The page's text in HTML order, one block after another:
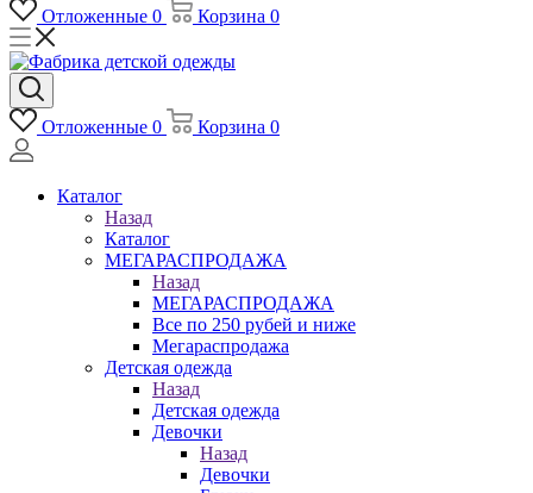
Отложенные 0 Корзина 0
Отложенные 0 Корзина 0
Каталог
Назад
Каталог
МЕГАРАСПРОДАЖА
Назад
МЕГАРАСПРОДАЖА
Все по 250 рубей и ниже
Мегараспродажа
Детская одежда
Назад
Детская одежда
Девочки
Назад
Девочки